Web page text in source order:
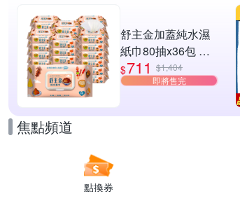
舒主金加蓋純水濕
紙巾80抽x36包 台
灣製 濕巾
$711 $1,404
即將售完
焦點頻道
點換券